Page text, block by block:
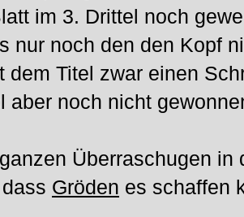
im 3. Drittel noch
nur noch den den Kopf
dem Titel zwar einen
aber noch nicht
Überraschugen
Gröden es schaffen